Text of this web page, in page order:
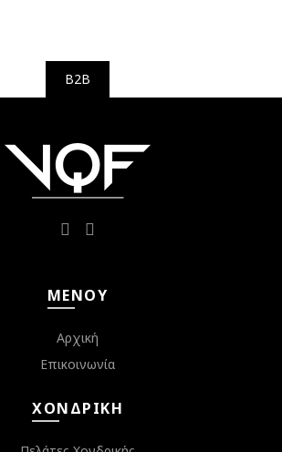
B2B
ΜΕΝΟΎ
Αρχική
Επικοινωνία
ΧΟΝΔΡΙΚΉ